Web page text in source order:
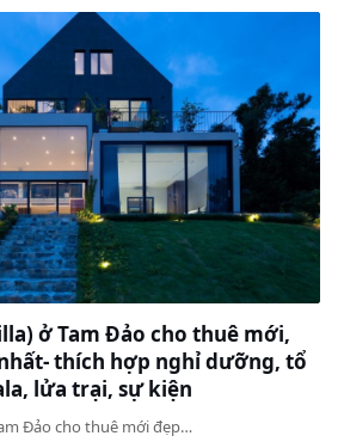
ở Tam Đảo cho thuê mới,
thích hợp nghỉ dưỡng, tổ
lửa trại, sự kiện
Đảo cho thuê mới đẹp…